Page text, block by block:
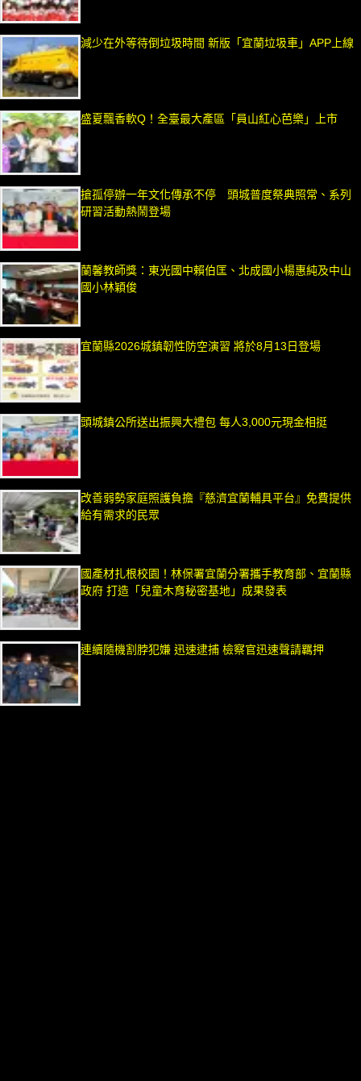
減少在外等待倒垃圾時間 新版「宜蘭垃圾車」APP上線
盛夏飄香軟Q！全臺最大產區「員山紅心芭樂」上市
搶孤停辦一年文化傳承不停 頭城普度祭典照常、系列
研習活動熱鬧登場
蘭馨教師獎：東光國中賴伯匡、北成國小楊惠純及中山
國小林穎俊
宜蘭縣2026城鎮韌性防空演習 將於8月13日登場
頭城鎮公所送出振興大禮包 每人3,000元現金相挺
改善弱勢家庭照護負擔『慈濟宜蘭輔具平台』免費提供
給有需求的民眾
國產材扎根校園！林保署宜蘭分署攜手教育部、宜蘭縣
政府 打造「兒童木育秘密基地」成果發表
連續隨機割脖犯嫌 迅速逮捕 檢察官迅速聲請羈押